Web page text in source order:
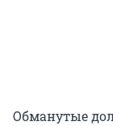
Обманутые